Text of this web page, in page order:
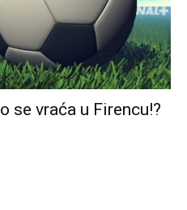
se vraća u Firencu!?